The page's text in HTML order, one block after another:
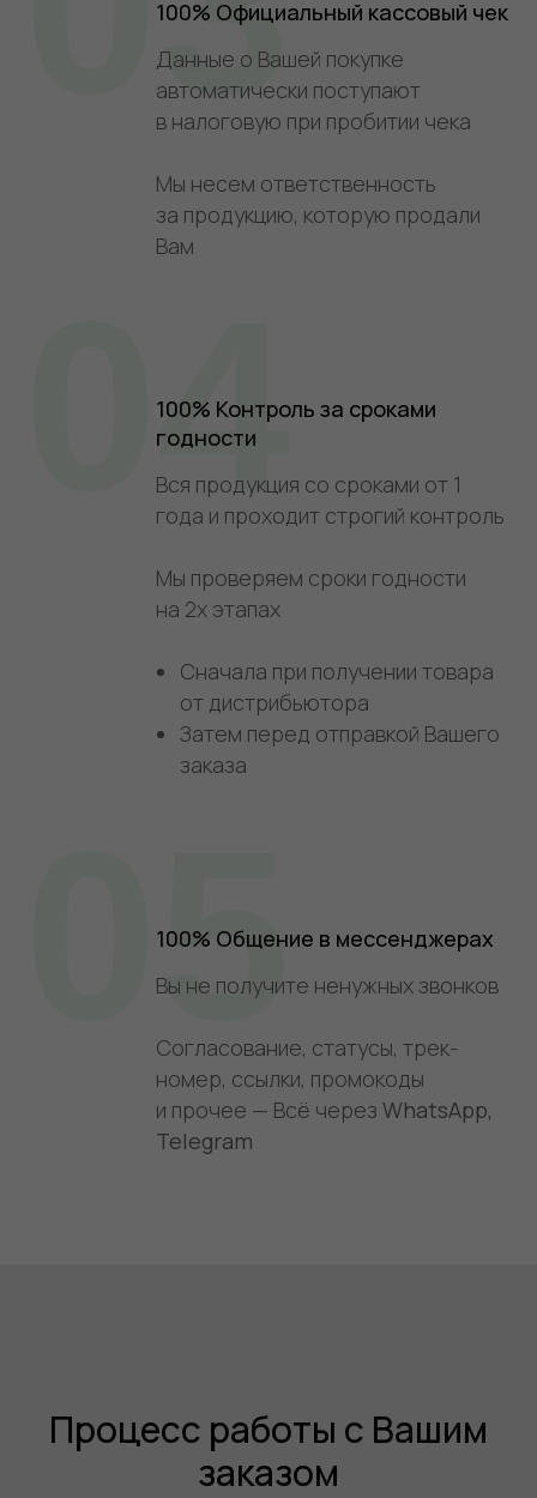
100% Официальный кассовый чек
Данные о Вашей покупке
автоматически поступают
в налоговую при пробитии чека
Мы несем ответственность
за продукцию, которую продали
Вам
100% Контроль за сроками
годности
Вся продукция со сроками от 1
года и проходит строгий контроль
Мы проверяем сроки годности
на 2х этапах
Сначала при получении товара
от дистрибьютора
Затем перед отправкой Вашего
заказа
04
100% Общение в мессенджерах
Вы не получите ненужных звонков
Согласование, статусы, трек-
номер, ссылки, промокоды
и прочее — Всё через WhatsApp,
Telegram
05
Процесс работы с Вашим
заказом